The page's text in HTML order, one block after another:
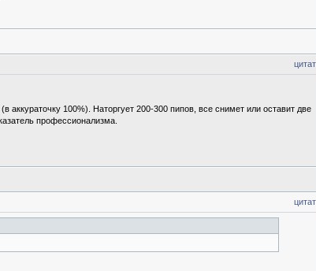
аккураточку 100%). Наторгует 200-300 пипов, все снимет или оставит две
профессионализма.